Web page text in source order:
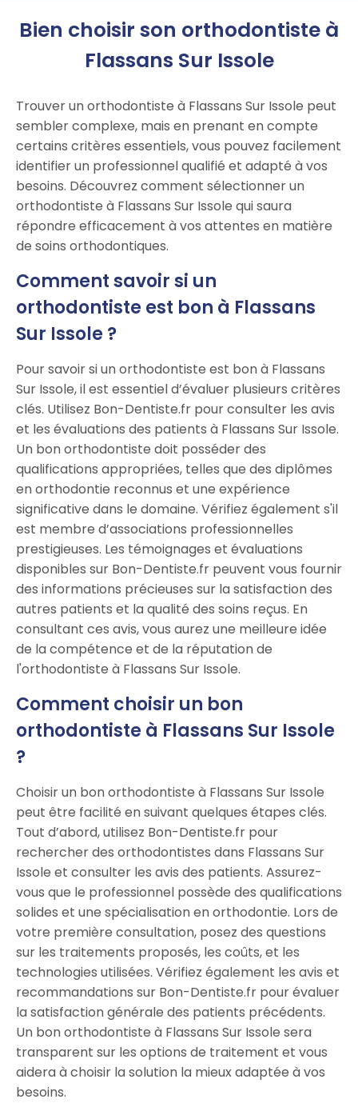
Bien choisir son orthodontiste à
Flassans Sur Issole
Trouver un orthodontiste à Flassans Sur Issole peut
sembler complexe, mais en prenant en compte
certains critères essentiels, vous pouvez facilement
identifier un professionnel qualifié et adapté à vos
besoins. Découvrez comment sélectionner un
orthodontiste à Flassans Sur Issole qui saura
répondre efficacement à vos attentes en matière
de soins orthodontiques.
Comment savoir si un
orthodontiste est bon à Flassans
Sur Issole ?
Pour savoir si un orthodontiste est bon à Flassans
Sur Issole, il est essentiel d’évaluer plusieurs critères
clés. Utilisez Bon-Dentiste.fr pour consulter les avis
et les évaluations des patients à Flassans Sur Issole.
Un bon orthodontiste doit posséder des
qualifications appropriées, telles que des diplômes
en orthodontie reconnus et une expérience
significative dans le domaine. Vérifiez également s'il
est membre d’associations professionnelles
prestigieuses. Les témoignages et évaluations
disponibles sur Bon-Dentiste.fr peuvent vous fournir
des informations précieuses sur la satisfaction des
autres patients et la qualité des soins reçus. En
consultant ces avis, vous aurez une meilleure idée
de la compétence et de la réputation de
l'orthodontiste à Flassans Sur Issole.
Comment choisir un bon
orthodontiste à Flassans Sur Issole
?
Choisir un bon orthodontiste à Flassans Sur Issole
peut être facilité en suivant quelques étapes clés.
Tout d’abord, utilisez Bon-Dentiste.fr pour
rechercher des orthodontistes dans Flassans Sur
Issole et consulter les avis des patients. Assurez-
vous que le professionnel possède des qualifications
solides et une spécialisation en orthodontie. Lors de
votre première consultation, posez des questions
sur les traitements proposés, les coûts, et les
technologies utilisées. Vérifiez également les avis et
recommandations sur Bon-Dentiste.fr pour évaluer
la satisfaction générale des patients précédents.
Un bon orthodontiste à Flassans Sur Issole sera
transparent sur les options de traitement et vous
aidera à choisir la solution la mieux adaptée à vos
besoins.